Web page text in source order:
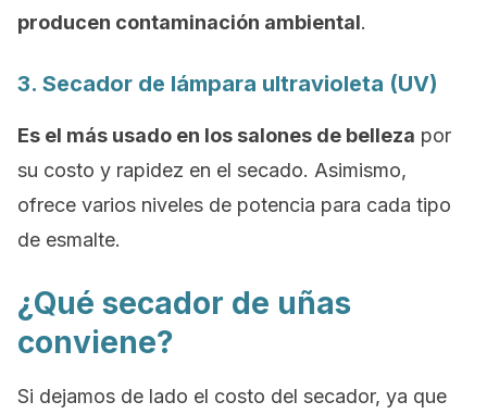
producen contaminación ambiental.
3. Secador de lámpara ultravioleta (UV)
Es el más usado en los salones de belleza por
su costo y rapidez en el secado. Asimismo,
ofrece varios niveles de potencia para cada tipo
de esmalte.
¿Qué secador de uñas
conviene?
Si dejamos de lado el costo del secador, ya que